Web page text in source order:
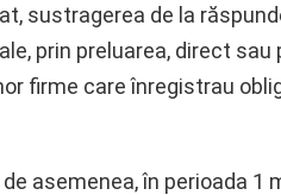
sustragerea de la
prin preluarea, direct sau
firme care înregistrau
asemenea, în perioada 1